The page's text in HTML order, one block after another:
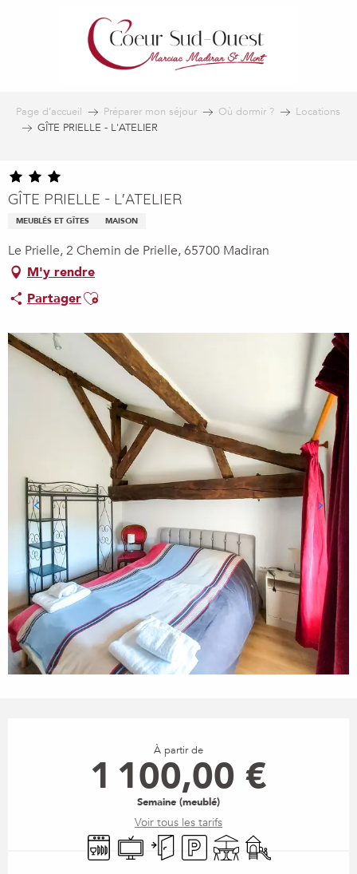
Page d’accueil Préparer mon séjour Où dormir ?
Locations
GÎTE PRIELLE - L'ATELIER
GÎTE PRIELLE - L'ATELIER
MEUBLÉS ET GÎTES MAISON
Le Prielle, 2 Chemin de Prielle, 65700 Madiran
M'y rendre
PartagerAjouter aux favoris
À partir de
1 100,00 €
Semaine (meublé)
Voir tous les tarifs
Lave vaisselle
TélévisionEntrée indépendante
ParkingTerrasseJeux pour enfants /